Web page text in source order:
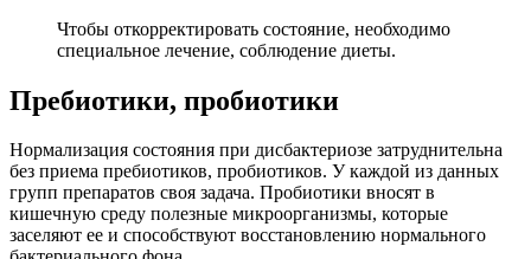
Чтобы откорректировать состояние, необходимо
специальное лечение, соблюдение диеты.
Пребиотики, пробиотики
Нормализация состояния при дисбактериозе затруднительна
без приема пребиотиков, пробиотиков. У каждой из данных
групп препаратов своя задача. Пробиотики вносят в
кишечную среду полезные микроорганизмы, которые
заселяют ее и способствуют восстановлению нормального